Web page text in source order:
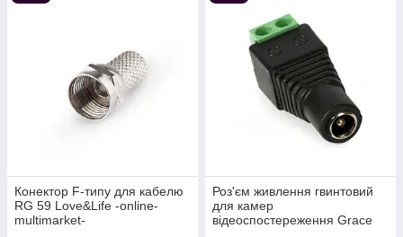
Конектор F-типу для кабелю
RG 59 Love&Life -online-
multimarket-
Роз'єм живлення гвинтовий
для камер
відеоспостереження Grace